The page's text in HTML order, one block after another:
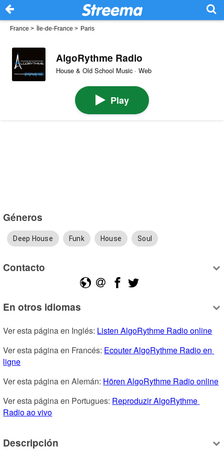
France > Île-de-France > Paris
AlgoRythme Radio
House & Old School Music · Web
Play
Géneros
Deep House Funk House Soul
Contacto
En otros idiomas
Ver esta página en Inglés: Listen AlgoRythme Radio online
Ver esta página en Francés: Ecouter AlgoRythme Radio en
ligne
Ver esta página en Alemán: Hören AlgoRythme Radio online
Ver esta página en Portugues: Reproduzir AlgoRythme
Radio ao vivo
Descripción